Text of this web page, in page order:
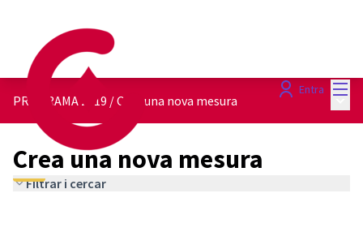
Entra
PROGRAMA 2019 /Crea una nova mesura
Crea una nova mesura
Filtrar i cercar